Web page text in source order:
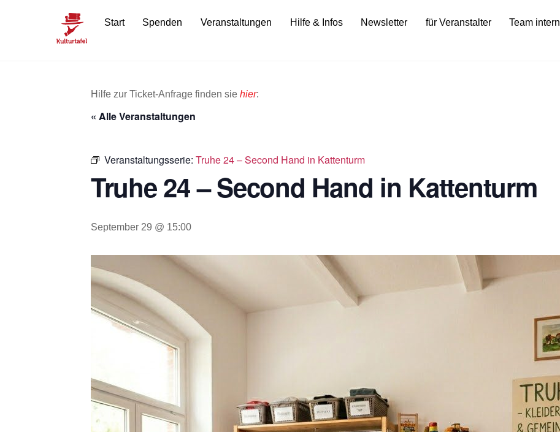
Start Spenden Veranstaltungen Hilfe & Infos Newsletter für Veranstalter Team intern
Hilfe zur Ticket-Anfrage finden sie hier:
« Alle Veranstaltungen
Veranstaltungsserie: Truhe 24 – Second Hand in Kattenturm
Truhe 24 – Second Hand in Kattenturm
September 29 @ 15:00